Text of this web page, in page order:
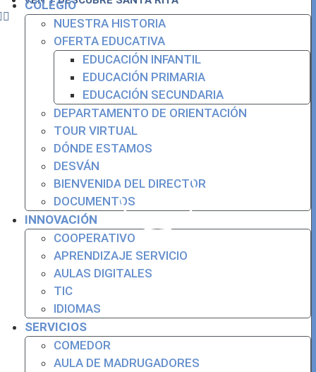
COLEGIO
NUESTRA HISTORIA
OFERTA EDUCATIVA
EDUCACIÓN INFANTIL
EDUCACIÓN PRIMARIA
EDUCACIÓN SECUNDARIA
DEPARTAMENTO DE ORIENTACIÓN
TOUR VIRTUAL
DÓNDE ESTAMOS
DESVÁN
BIENVENIDA DEL DIRECTOR
DOCUMENTOS
INNOVACIÓN
COOPERATIVO
APRENDIZAJE SERVICIO
AULAS DIGITALES
TIC
IDIOMAS
SERVICIOS
COMEDOR
AULA DE MADRUGADORES
Enviar
buzonfueradrogas@educa.madrid.org